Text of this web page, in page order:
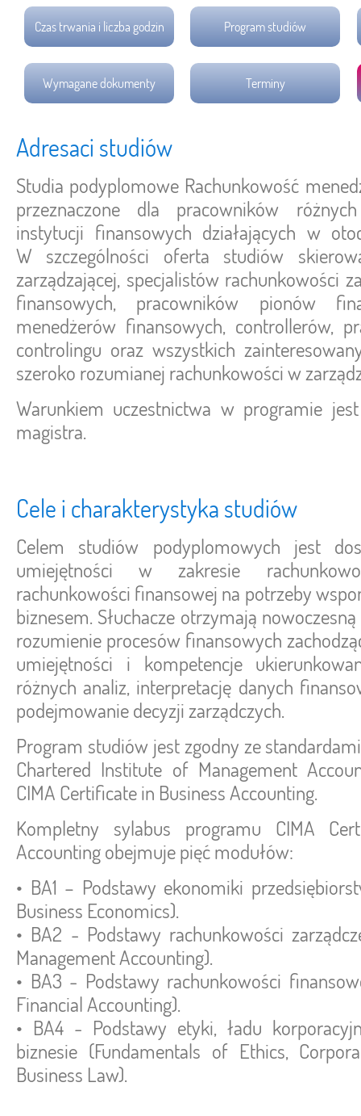
Czas trwania i liczba godzin Program studiów
Wymagane dokumenty Terminy
Adresaci studiów
Studia podyplomowe Rachunkowość
przeznaczone dla pracowników
instytucji finansowych działających w
W szczególności oferta studiów
zarządzającej, specjalistów rachunkowości
finansowych, pracowników pionów
menedżerów finansowych, controllerów,
controlingu oraz wszystkich
szeroko rozumianej rachunkowości w
Warunkiem uczestnictwa w programie
magistra.
Cele i charakterystyka studiów
Celem studiów podyplomowych jest
umiejętności w zakresie
rachunkowości finansowej na potrzeby
biznesem. Słuchacze otrzymają
rozumienie procesów finansowych
umiejętności i kompetencje
różnych analiz, interpretację danych
podejmowanie decyzji zarządczych.
Program studiów jest zgodny ze
Chartered Institute of Management
CIMA Certificate in Business Accounting.
Kompletny sylabus programu CIMA
Accounting obejmuje pięć modułów:
• BA1 – Podstawy ekonomiki
Business Economics).
• BA2 - Podstawy rachunkowości
Management Accounting).
• BA3 - Podstawy rachunkowości
Financial Accounting).
• BA4 - Podstawy etyki, ładu
biznesie (Fundamentals of Ethics,
Business Law).